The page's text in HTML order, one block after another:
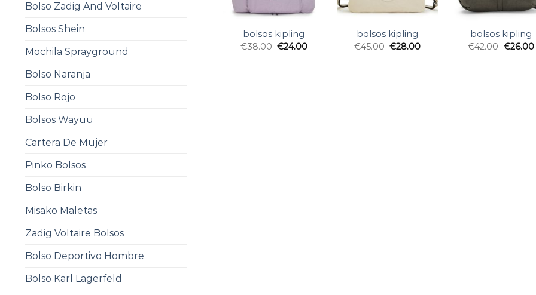
Bolso Zadig And Voltaire
Bolsos Shein
Mochila Sprayground
Bolso Naranja
Bolso Rojo
Bolsos Wayuu
Cartera De Mujer
Pinko Bolsos
Bolso Birkin
Misako Maletas
Zadig Voltaire Bolsos
Bolso Deportivo Hombre
Bolso Karl Lagerfeld
bolsos kipling
€38.00 €24.00
bolsos kipling
€45.00 €28.00
bolsos kipling
€42.00 €26.00